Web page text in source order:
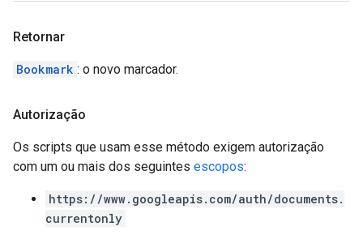
Retornar
Bookmark : o novo marcador.
Autorização
Os scripts que usam esse método exigem autorização
com um ou mais dos seguintes escopos:
https://www.googleapis.com/auth/documents.
currentonly